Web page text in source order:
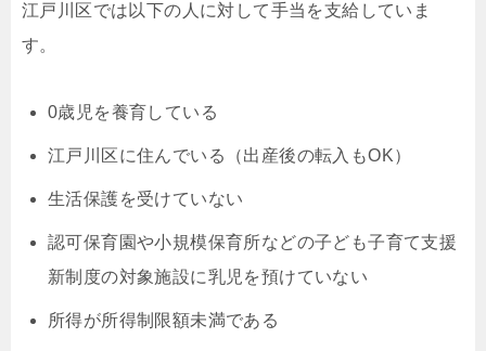
江戸川区では以下の人に対して手当を支給していま
す。
0歳児を養育している
江戸川区に住んでいる（出産後の転入もOK）
生活保護を受けていない
認可保育園や小規模保育所などの子ども子育て支援
新制度の対象施設に乳児を預けていない
所得が所得制限額未満である